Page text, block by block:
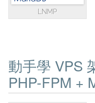
LNMP
動手學 VPS
PHP-FPM +